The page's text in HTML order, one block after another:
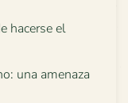
hacerse el
una amenaza